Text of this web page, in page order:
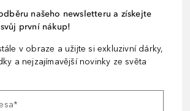
našeho newsletteru a získejte
první nákup!
v obraze a užijte si exkluzivní dárky,
a nejzajímavější novinky ze světa
*